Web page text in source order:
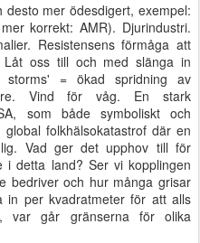
mer ödesdigert, exempel:
korrekt: AMR). Djurindustri.
Resistensens förmåga att
oss till och med slänga in
= ökad spridning av
Vind för våg. En stark
som både symboliskt och
folkhälsokatastrof där en
Vad ger det upphov till för
detta land? Ser vi kopplingen
bedriver och hur många grisar
in per kvadratmeter för att alls
var går gränserna för olika